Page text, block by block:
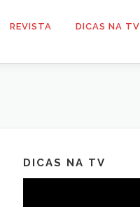
REVISTA DICAS NA TV
DICAS NA TV